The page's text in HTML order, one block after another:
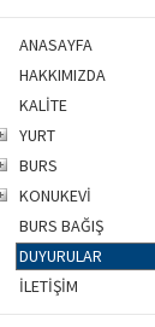
ANASAYFA
HAKKIMIZDA
KALİTE
YURT
BURS
KONUKEVİ
BURS BAĞIŞ
DUYURULAR
İLETİŞİM